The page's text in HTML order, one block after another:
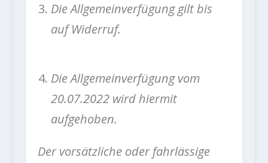
Die Allgemeinverfügung gilt bis
auf Widerruf.
Die Allgemeinverfügung vom
20.07.2022 wird hiermit
aufgehoben.
Der vorsätzliche oder fahrlässige